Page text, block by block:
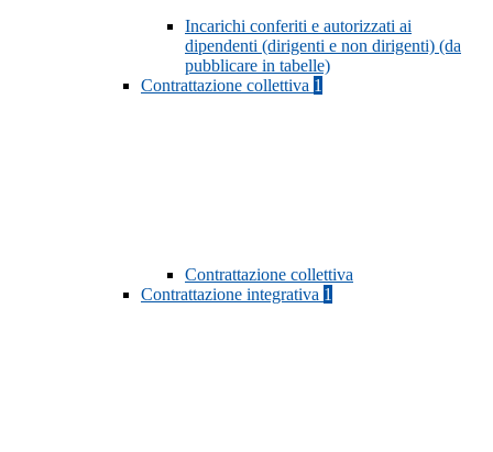
Incarichi conferiti e autorizzati ai
dipendenti (dirigenti e non dirigenti) (da
pubblicare in tabelle)
Contrattazione collettiva 1
Contrattazione collettiva
Contrattazione integrativa 1